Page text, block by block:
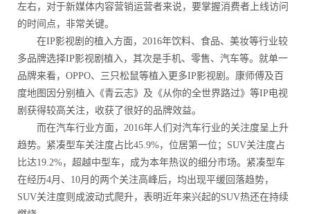
左右，对于新媒体内容营销运营者来说，要掌握消费者上线访问
的时间点，非常关键。
在IP影视剧的植入方面，2016年饮料、食品、美妆等行业较
多品牌选择IP影视剧植入，其次是手机、零售、汽车等。就单一
品牌来看，OPPO、三只松鼠等植入更多IP影视剧。康师傅及百
度地图因分别植入《青云志》及《从你的全世界路过》等IP电视
剧获得较高关注，收获了很好的品牌效益。
而在汽车行业方面，2016年人们对汽车行业的关注度呈上升
趋势。紧凑型车关注度占比45.9%，位居第一位；SUV关注度占
比达19.2%，超越中型车，成为本年热议的细分市场。紧凑型车
在经历4月、10月的两个关注高峰后，均出现平缓回落趋势，
SUV关注度则成波动式爬升，表明近年来兴起的SUV热还在持续